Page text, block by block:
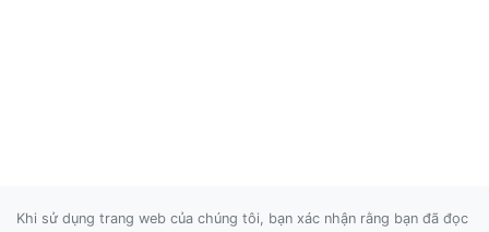
Khi sử dụng trang web của chúng tôi, bạn xác nhận rằng bạn đã đọc